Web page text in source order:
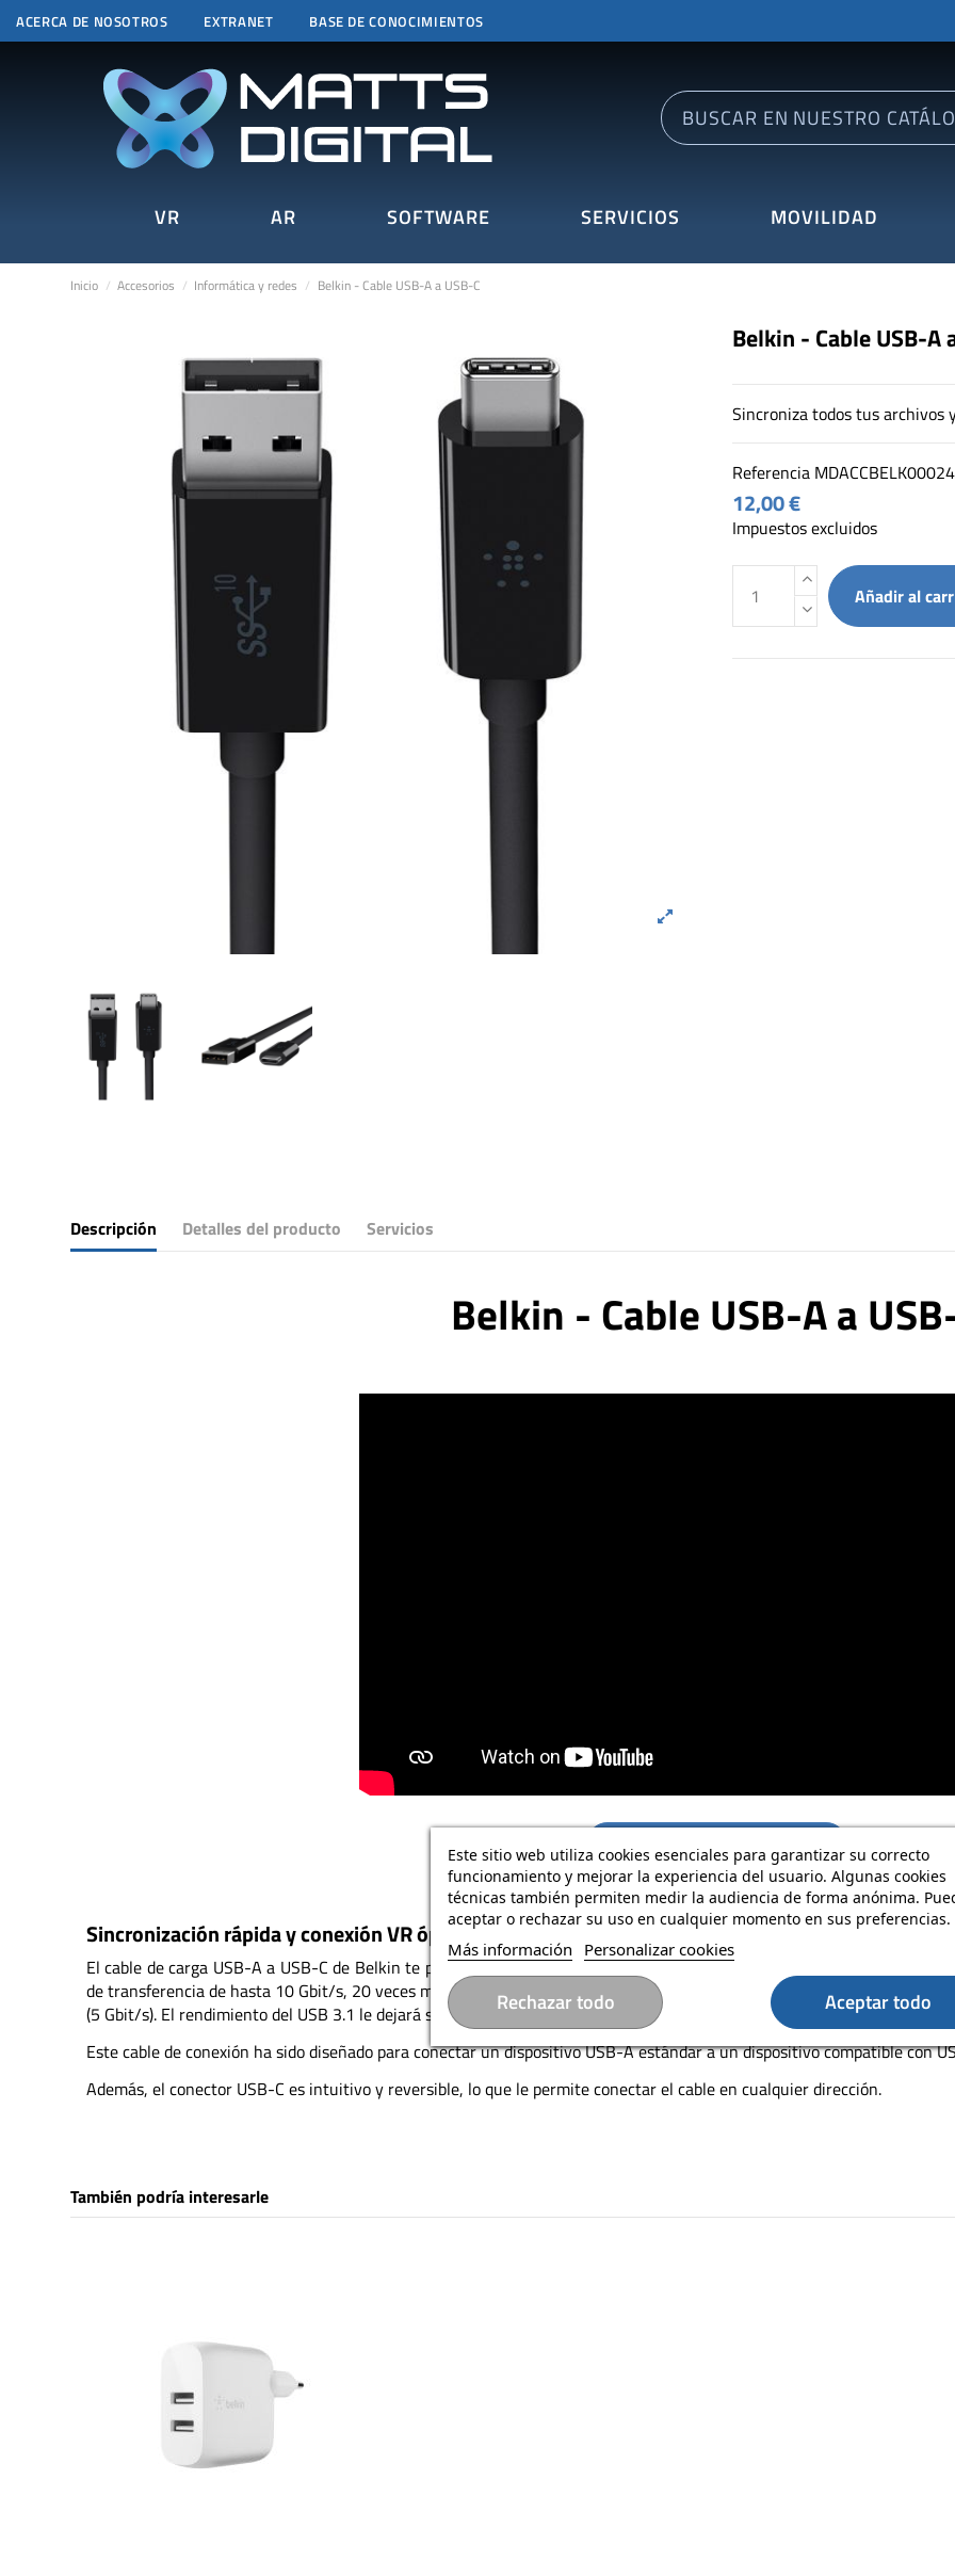
ACERCA DE NOSOTROS EXTRANET BASE DE CONOCIMIENTOS
Este sitio web utiliza cookies esenciales para garantizar su correcto
funcionamiento y mejorar la experiencia del usuario. Algunas cookies
técnicas también permiten medir la audiencia de forma anónima.
aceptar o rechazar su uso en cualquier momento en sus preferencias.
Más información Personalizar cookies
Rechazar todo Aceptar todo
VR AR SOFTWARE SERVICIOS MOVILIDAD
Inicio Accesorios Informática y redes Belkin - Cable USB-A a USB-C
Belkin - Cable USB-A
Sincroniza todos tus archivos
Referencia
12,00 €
Impuestos excluidos
Añadir al
Descripción Detalles del producto Servicios
Belkin - Cable USB-A a
¿Alguna pregunta? Contáctenos
Sincronización rápida y conexión VR óptima
El cable de carga USB-A a USB-C de Belkin te permite conectar tus gafas de VR al ordenador y sincronizar todos tus
de transferencia de hasta 10 Gbit/s, 20 veces más rápida que la del USB 2.0 (480 Mbit/s), 12 veces más rápida que la
(5 Gbit/s). El rendimiento del USB 3.1 le dejará sin palabras.
Este cable de conexión ha sido diseñado para conectar un dispositivo USB-A estándar a un dispositivo compatible con
Además, el conector USB-C es intuitivo y reversible, lo que le permite conectar el cable en cualquier dirección.
También podría interesarle